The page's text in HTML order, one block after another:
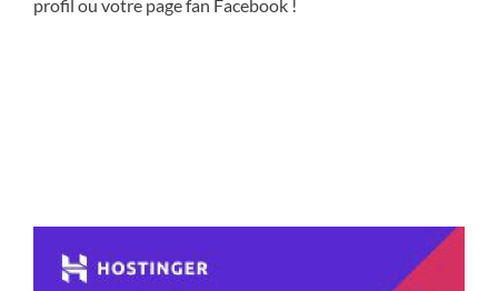
profil ou votre page fan Facebook !